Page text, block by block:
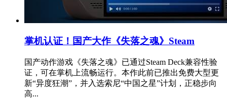
掌机认证！国产大作《失落之魂》Steam
国产动作游戏《失落之魂》已通过Steam Deck兼容性验
证，可在掌机上流畅运行。本作此前已推出免费大型更
新“异度狂潮”，并入选索尼“中国之星”计划，正稳步向
高...